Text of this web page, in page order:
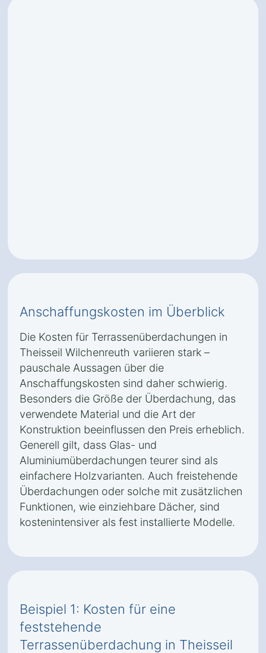
Anschaffungskosten im Überblick
Die Kosten für Terrassenüberdachungen in
Theisseil Wilchenreuth variieren stark –
pauschale Aussagen über die
Anschaffungskosten sind daher schwierig.
Besonders die Größe der Überdachung, das
verwendete Material und die Art der
Konstruktion beeinflussen den Preis erheblich.
Generell gilt, dass Glas- und
Aluminiumüberdachungen teurer sind als
einfachere Holzvarianten. Auch freistehende
Überdachungen oder solche mit zusätzlichen
Funktionen, wie einziehbare Dächer, sind
kostenintensiver als fest installierte Modelle.
Beispiel 1: Kosten für eine
feststehende
Terrassenüberdachung in Theisseil